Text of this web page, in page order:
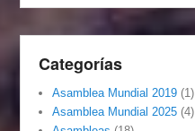
Categorías
Asamblea Mundial 2019 (1)
Asamblea Mundial 2025 (4)